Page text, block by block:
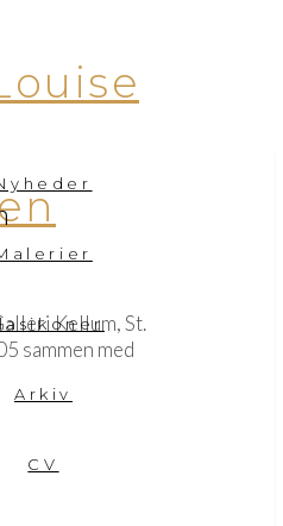
Arkiv
CV
Kellum, St.
sammen med